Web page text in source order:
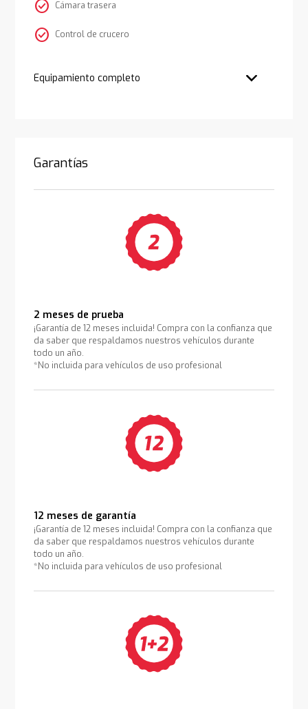
check_circle Cámara trasera
check_circle Control de crucero
Equipamiento completo
Garantías
2 meses de prueba
¡Garantía de 12 meses incluida! Compra con la confianza que
da saber que respaldamos nuestros vehículos durante
todo un año.
*No incluida para vehículos de uso profesional
12 meses de garantía
¡Garantía de 12 meses incluida! Compra con la confianza que
da saber que respaldamos nuestros vehículos durante
todo un año.
*No incluida para vehículos de uso profesional